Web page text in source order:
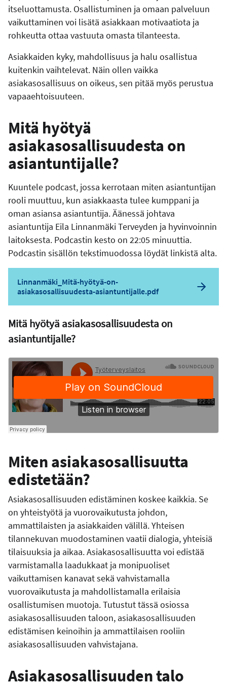
itseluottamusta. Osallistuminen ja omaan palveluun
vaikuttaminen voi lisätä asiakkaan motivaatiota ja
rohkeutta ottaa vastuuta omasta tilanteesta.
Asiakkaiden kyky, mahdollisuus ja halu osallistua
kuitenkin vaihtelevat. Näin ollen vaikka
asiakasosallisuus on oikeus, sen pitää myös perustua
vapaaehtoisuuteen.
Mitä hyötyä
asiakasosallisuudesta on
asiantuntijalle?
Kuuntele podcast, jossa kerrotaan miten asiantuntijan
rooli muuttuu, kun asiakkaasta tulee kumppani ja
oman asiansa asiantuntija. Äänessä johtava
asiantuntija Eila Linnanmäki Terveyden ja hyvinvoinnin
laitoksesta. Podcastin kesto on 22:05 minuuttia.
Podcastin sisällön tekstimuodossa löydät linkistä alta.
Linnanmäki_Mitä-hyötyä-on-
asiakasosallisuudesta-asiantuntijalle.pdf
Mitä hyötyä asiakasosallisuudesta on
asiantuntijalle?
Miten asiakasosallisuutta
edistetään?
Asiakasosallisuuden edistäminen koskee kaikkia. Se
on yhteistyötä ja vuorovaikutusta johdon,
ammattilaisten ja asiakkaiden välillä. Yhteisen
tilannekuvan muodostaminen vaatii dialogia, yhteisiä
tilaisuuksia ja aikaa. Asiakasosallisuutta voi edistää
varmistamalla laadukkaat ja monipuoliset
vaikuttamisen kanavat sekä vahvistamalla
vuorovaikutusta ja mahdollistamalla erilaisia
osallistumisen muotoja. Tutustut tässä osiossa
asiakasosallisuuden taloon, asiakasosallisuuden
edistämisen keinoihin ja ammattilaisen rooliin
asiakasosallisuuden vahvistajana.
Asiakasosallisuuden talo